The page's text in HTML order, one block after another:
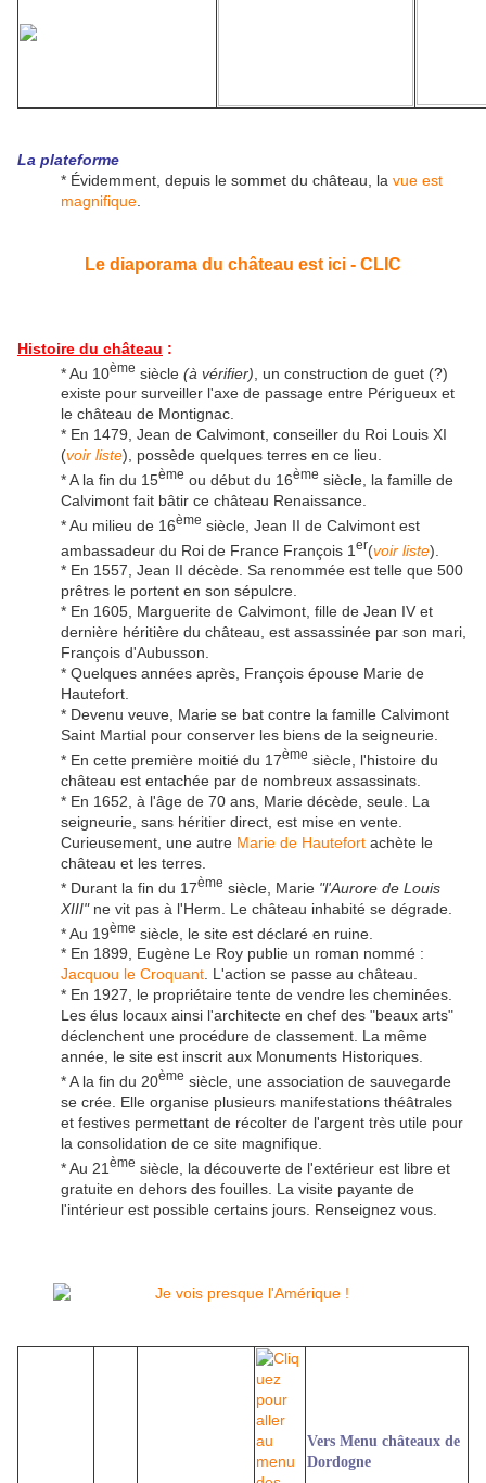
La plateforme
* Évidemment, depuis le sommet du château, la vue est
magnifique
Le diaporama du château est ici - CLIC
Histoire du château :
* Au 10ème siècle (à vérifier) , un construction de guet (?)
existe pour surveiller l'axe de passage entre Périgueux et
le château de Montignac.
* En 1479, Jean de Calvimont, conseiller du Roi Louis XI
(voir liste), possède quelques terres en ce lieu.
* A la fin du 15ème ou début du 16ème siècle, la famille de
Calvimont fait bâtir ce château Renaissance.
* Au milieu de 16ème siècle, Jean II de Calvimont est
ambassadeur du Roi de France François 1 er(voir liste).
* En 1557, Jean II décède. Sa renommée est telle que 500
prêtres le portent en son sépulcre.
* En 1605, Marguerite de Calvimont, fille de Jean IV et
dernière héritière du château, est assassinée par son mari,
François d'Aubusson.
* Quelques années après, François épouse Marie de
Hautefort.
* Devenu veuve, Marie se bat contre la famille Calvimont
Saint Martial pour conserver les biens de la seigneurie.
* En cette première moitié du 17ème siècle, l'histoire du
château est entachée par de nombreux assassinats.
* En 1652, à l'âge de 70 ans, Marie décède, seule. La
seigneurie, sans héritier direct, est mise en vente.
Curieusement, une autre Marie de Hautefort achète le
château et les terres.
* Durant la fin du 17ème siècle, Marie "l'Aurore de Louis
XIII"ne vit pas à l'Herm. Le château inhabité se dégrade.
* Au 19ème siècle, le site est déclaré en ruine.
* En 1899, Eugène Le Roy publie un roman nommé :
Jacquou le Croquant. L'action se passe au château.
* En 1927, le propriétaire tente de vendre les cheminées.
Les élus locaux ainsi l'architecte en chef des "beaux arts"
déclenchent une procédure de classement. La même
année, le site est inscrit aux Monuments Historiques.
* A la fin du 20ème siècle, une association de sauvegarde
se crée. Elle organise plusieurs manifestations théâtrales
et festives permettant de récolter de l'argent très utile pour
la consolidation de ce site magnifique.
* Au 21 ème siècle, la découverte de l'extérieur est libre et
gratuite en dehors des fouilles. La visite payante de
l'intérieur est possible certains jours. Renseignez vous.
Vers Menu châteaux de
Dordogne